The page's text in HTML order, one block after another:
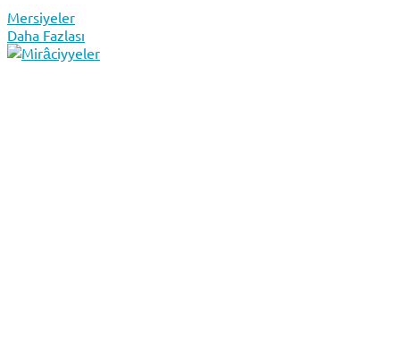
Mersiyeler
Daha Fazlası